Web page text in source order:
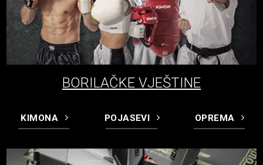
BORILAČKE VJEŠTINE
KIMONA POJASEVI OPREMA